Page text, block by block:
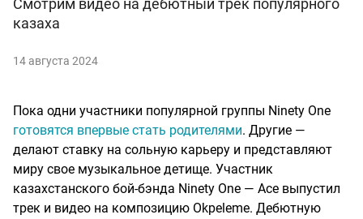
Смотрим видео на дебютный трек популярного
казаха
14 августа 2024
Пока одни участники популярной группы Ninety One
готовятся впервые стать родителями. Другие —
делают ставку на сольную карьеру и представляют
миру свое музыкальное детище. Участник
казахстанского бой-бэнда Ninety One — Ace выпустил
трек и видео на композицию Okpeleme. Дебютную